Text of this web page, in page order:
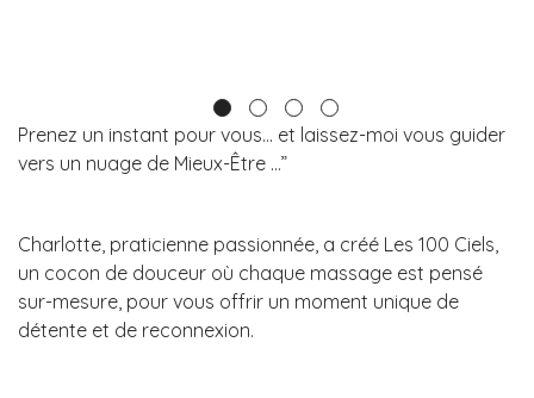
Prenez un instant pour vous… et laissez-moi vous guider
vers un nuage de Mieux-Être …”
Charlotte, praticienne passionnée, a créé Les 100 Ciels,
un cocon de douceur où chaque massage est pensé
sur-mesure, pour vous offrir un moment unique de
détente et de reconnexion.